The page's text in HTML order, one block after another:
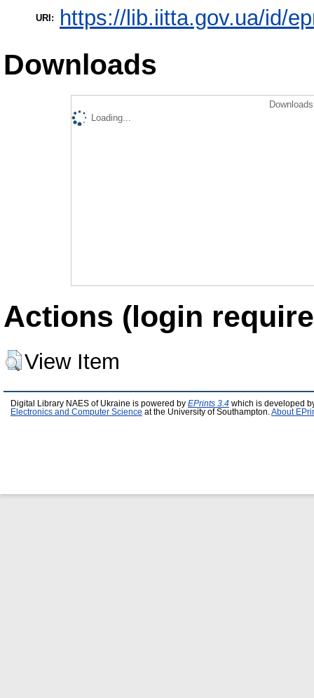
URI: https://lib.iitta.gov.ua/id/
Downloads
Loading...
Actions (login
View Item
Digital Library NAES of Ukraine is powered by EPrints 3.4 which is developed
Electronics and Computer Science at the University of Southampton. About